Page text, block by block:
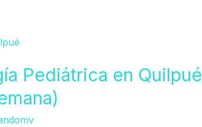
Pediátrica en Quilpué